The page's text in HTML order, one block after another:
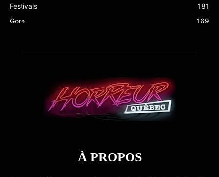
Festivals
181
Gore
169
À PROPOS